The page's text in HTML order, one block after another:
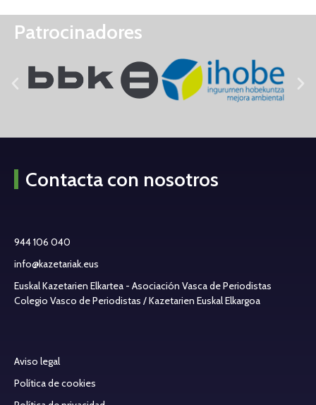
Patrocinadores
Contacta con nosotros
944 106 040
info@kazetariak.eus
Euskal Kazetarien Elkartea - Asociación Vasca de Periodistas
Colegio Vasco de Periodistas / Kazetarien Euskal Elkargoa
Aviso legal
Política de cookies